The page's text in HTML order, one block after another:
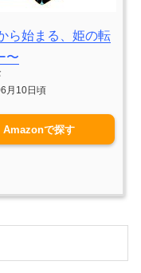
ら始まる、姫の転
〜
月10日頃
Amazonで探す